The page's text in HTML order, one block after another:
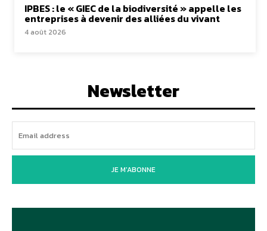
IPBES : le « GIEC de la biodiversité » appelle les
entreprises à devenir des alliées du vivant
4 août 2026
Newsletter
JE M'ABONNE